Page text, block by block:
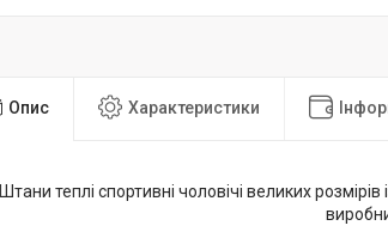
Опис Характеристики
Штани теплі спортивні чоловічі великих